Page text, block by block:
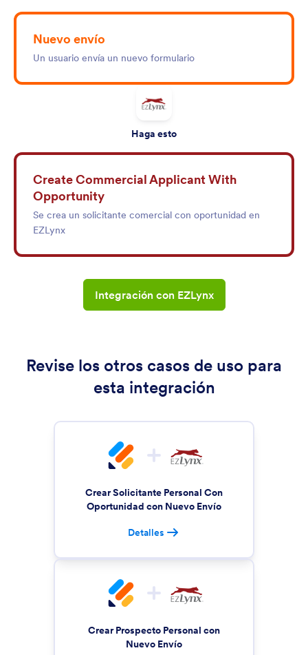
Nuevo envío
Un usuario envía un nuevo formulario
Haga esto
Create Commercial Applicant With
Opportunity
Se crea un solicitante comercial con oportunidad en
EZLynx
Integración con EZLynx
Revise los otros casos de uso para
esta integración
Crear Solicitante Personal Con
Oportunidad con Nuevo Envío
Detalles
Crear Prospecto Personal con
Nuevo Envío